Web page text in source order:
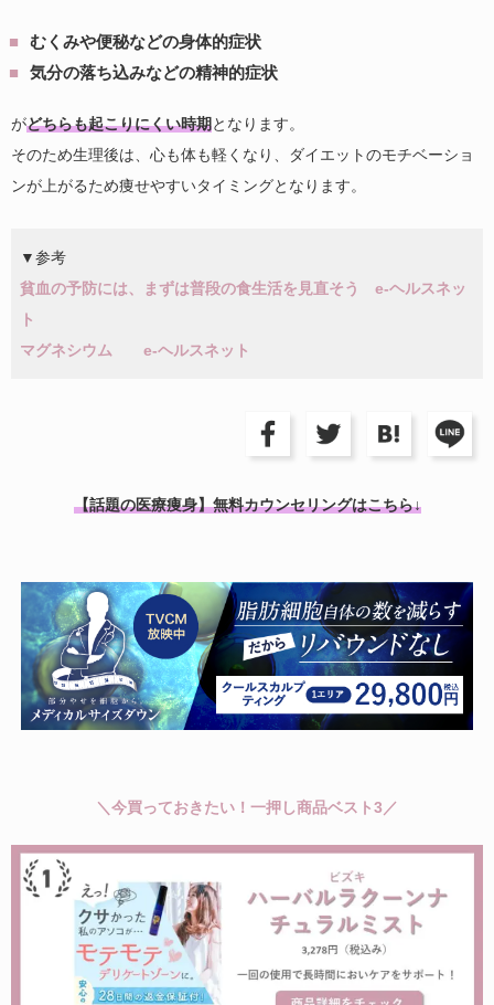
むくみや便秘などの身体的症状
気分の落ち込みなどの精神的症状
がどちらも起こりにくい時期となります。
そのため生理後は、心も体も軽くなり、ダイエットのモチベーショ
ンが上がるため痩せやすいタイミングとなります。
▼参考
貧血の予防には、まずは普段の食生活を見直そう e-ヘルスネッ
ト
マグネシウム e-ヘルスネット
【話題の医療痩身】無料カウンセリングはこちら↓
＼今買っておきたい！一押し商品ベスト3／